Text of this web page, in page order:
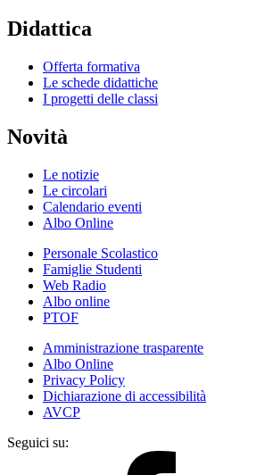
Didattica
Offerta formativa
Le schede didattiche
I progetti delle classi
Novità
Le notizie
Le circolari
Calendario eventi
Albo Online
Personale Scolastico
Famiglie Studenti
Web Radio
Albo online
PTOF
Amministrazione trasparente
Albo Online
Privacy Policy
Dichiarazione di accessibilità
AVCP
Seguici su: